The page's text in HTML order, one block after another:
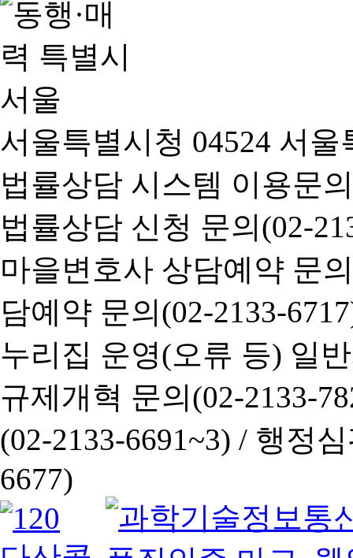
서울특별시청 04524 서
법률상담 시스템 이용문
법률상담 신청 문의(02-
마을변호사 상담예약 문
담예약 문의(02-2133-
누리집 운영(오류 등) 일
규제개혁 문의(02-2133-
(02-2133-6691~3) / 행정심
6677)